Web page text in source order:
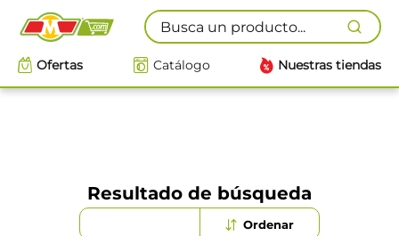
Busca un producto...
Ofertas Catálogo Nuestras tiendas
Resultado de búsqueda